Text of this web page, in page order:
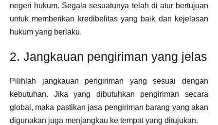
negeri hukum. Segala sesuatunya telah di atur bertujuan
untuk memberikan kredibelitas yang baik dan kejelasan
hukum yang berlaku.
2. Jangkauan pengiriman yang jelas
Pilihlah jangkauan pengiriman yang sesuai dengan
kebutuhan. Jika yang dibutuhkan pengiriman secara
global, maka pastikan jasa pengiriman barang yang akan
digunakan juga menjangkau ke tempat yang ditujukan.